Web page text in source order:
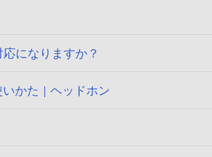
になりますか？
かた | ヘッドホン